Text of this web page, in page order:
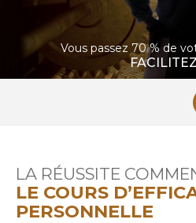
Vous passez 70 % de
LA RÉUSSITE
LE COURS
PERSONNELLE